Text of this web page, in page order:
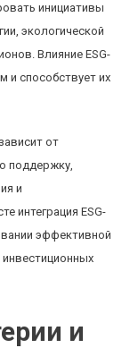
инициативы
экологической
Влияние ESG-
и способствует их
от
поддержку,
и
интеграция ESG-
эффективной
и